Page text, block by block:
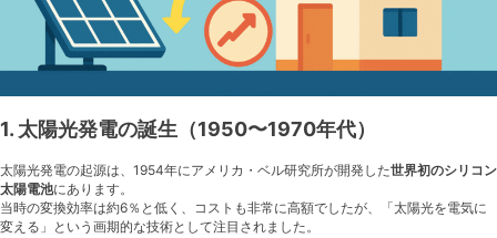
1. 太陽光発電の誕生（1950〜1970年代）
太陽光発電の起源は、1954年にアメリカ・ベル研究所が開発した世界初のシリコン
太陽電池にあります。
当時の変換効率は約6％と低く、コストも非常に高額でしたが、「太陽光を電気に
変える」という画期的な技術として注目されました。